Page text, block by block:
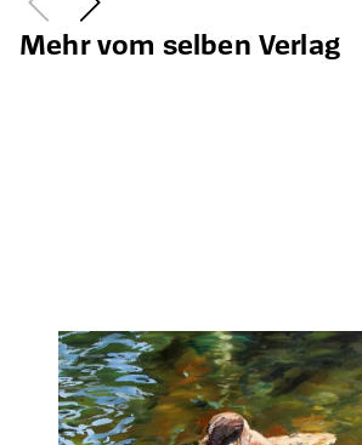
Mehr vom selben Verlag